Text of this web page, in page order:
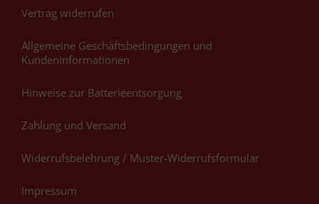
Vertrag widerrufen
Allgemeine Geschäftsbedingungen und
Kundeninformationen
Hinweise zur Batterieentsorgung
Zahlung und Versand
Widerrufsbelehrung / Muster-Widerrufsformular
Impressum